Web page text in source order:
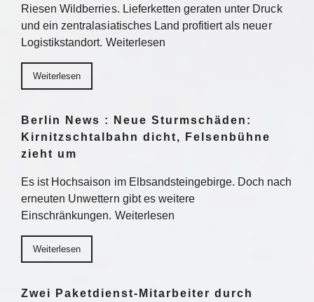
Riesen Wildberries. Lieferketten geraten unter Druck
und ein zentralasiatisches Land profitiert als neuer
Logistikstandort. Weiterlesen
Weiterlesen
Berlin News : Neue Sturmschäden:
Kirnitzschtalbahn dicht, Felsenbühne
zieht um
Es ist Hochsaison im Elbsandsteingebirge. Doch nach
erneuten Unwettern gibt es weitere
Einschränkungen. Weiterlesen
Weiterlesen
Zwei Paketdienst-Mitarbeiter durch